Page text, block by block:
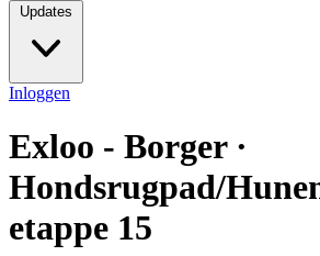
Updates
Inloggen
Exloo - Borger ·
Hondsrugpad/
etappe 15